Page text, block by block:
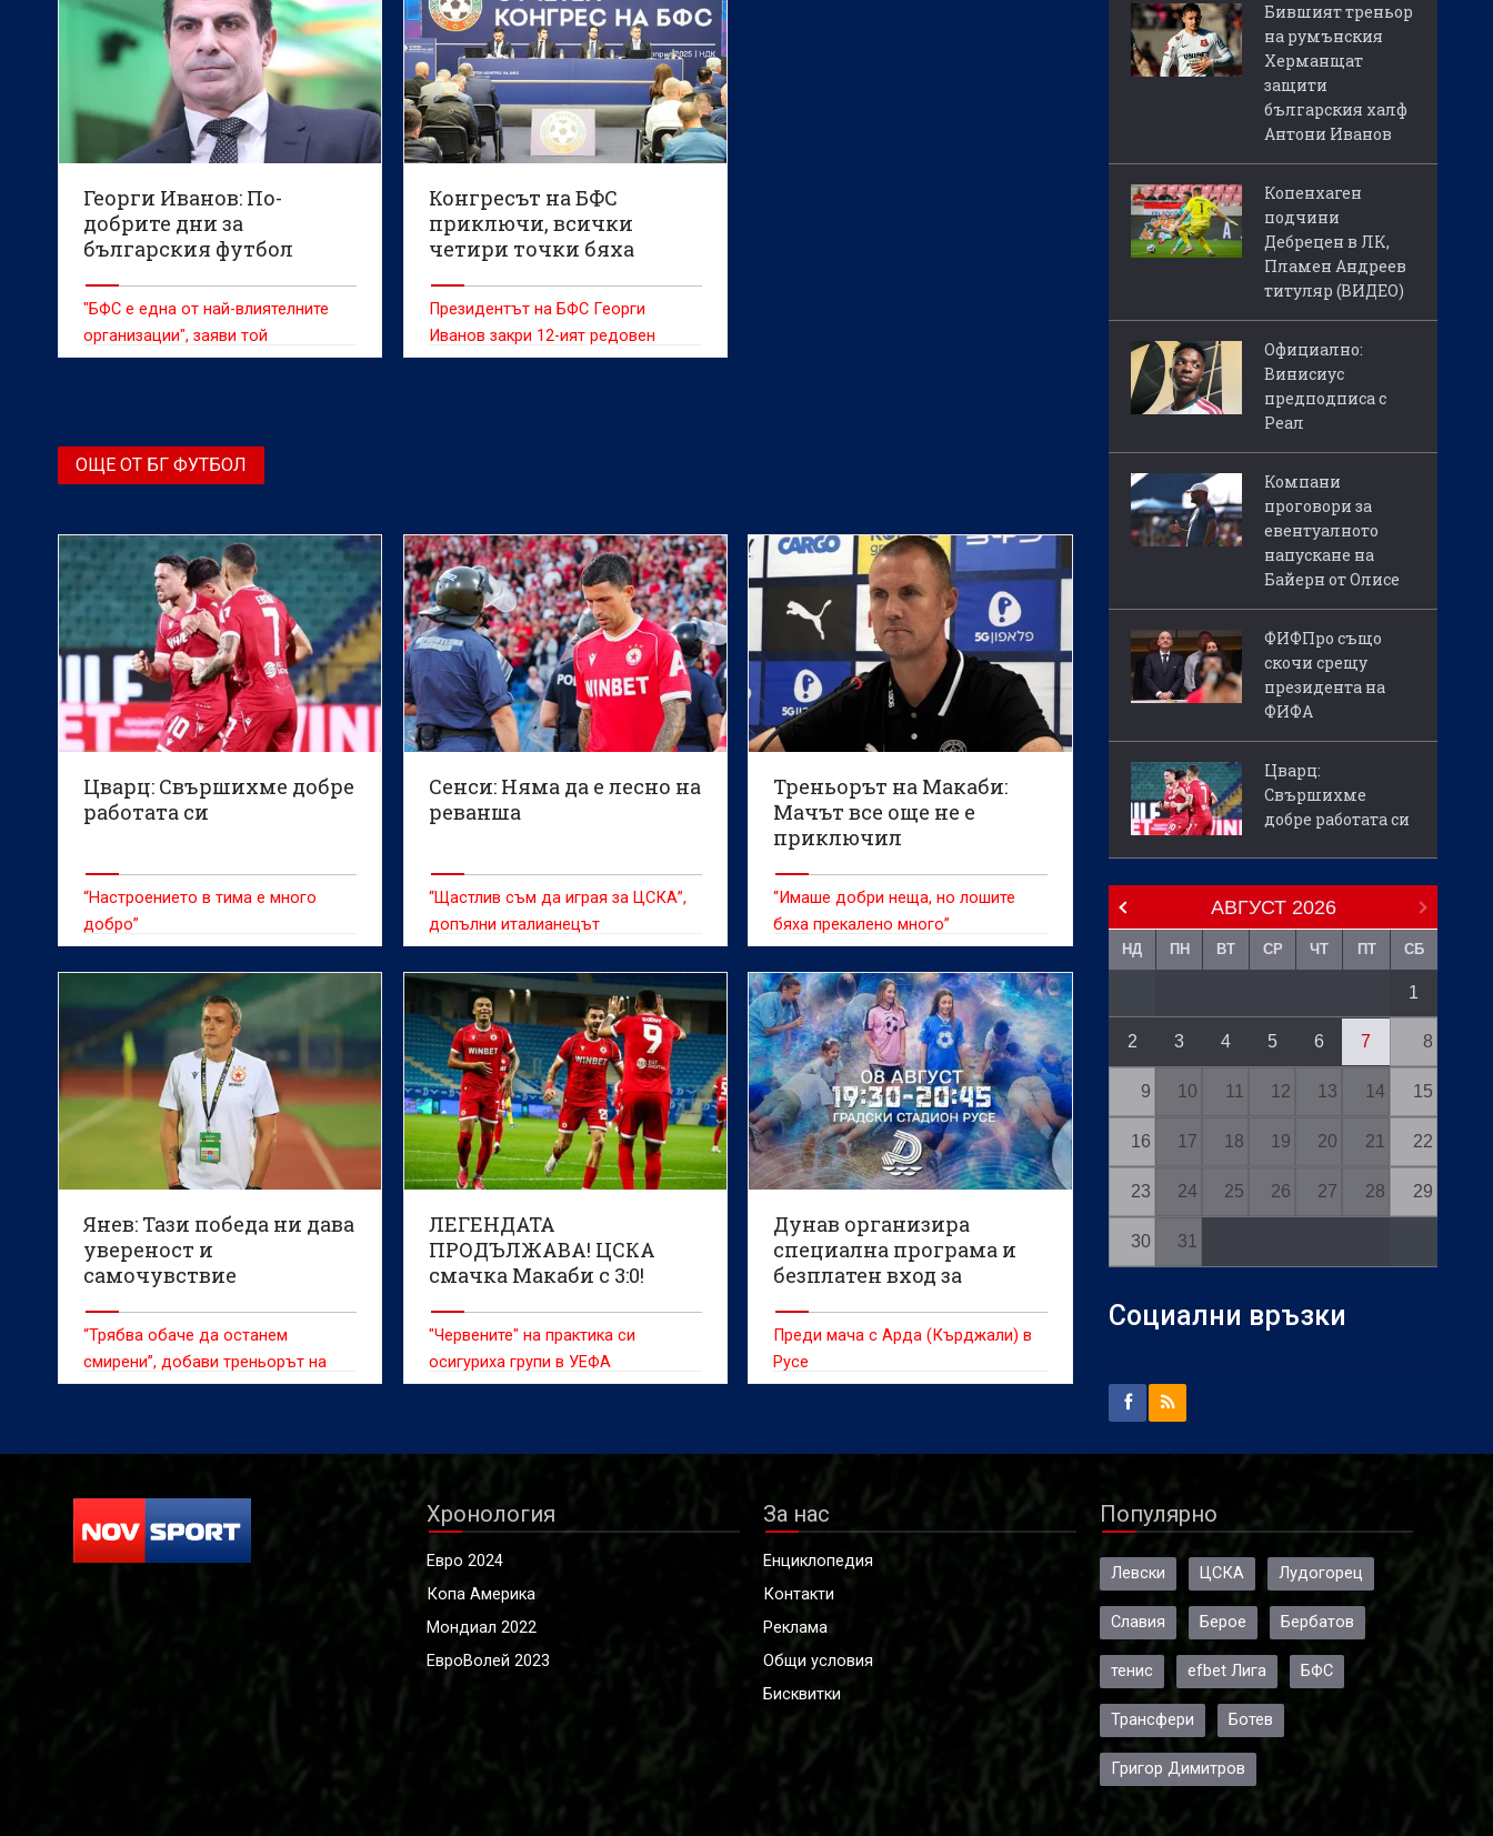
Георги Иванов: По-
добрите дни за
българския футбол
"БФС е една от най-влиятелните
организации", заяви той
Конгресът на БФС
приключи, всички
четири точки бяха
Президентът на БФС Георги
Иванов закри 12-ият редовен
Конгрес на централата, който
ОЩЕ ОТ БГ ФУТБОЛ
Цварц: Свършихме добре
работата си
“Настроението в тима е много
добро”
Сенси: Няма да е лесно на
реванша
“Щастлив съм да играя за ЦСКА”,
допълни италианецът
Треньорът на Макаби:
Мачът все още не е
приключил
“Имаше добри неща, но лошите
бяха прекалено много”
Янев: Тази победа ни дава
увереност и
самочувствие
“Трябва обаче да останем
смирени”, добави треньорът на
ЦСКА
ЛЕГЕНДАТА
ПРОДЪЛЖАВА! ЦСКА
смачка Макаби с 3:0!
"Червените" на практика си
осигуриха групи в УЕФА
Дунав организира
специална програма и
безплатен вход за
Преди мача с Арда (Кърджали) в
Русе
Бившият треньор
на румънския
Херманщат
защити
българския халф
Антони Иванов
Копенхаген
подчини
Дебрецен в ЛК,
Пламен Андреев
титуляр (ВИДЕО)
Официално:
Винисиус
предподписа с
Реал
Компани
проговори за
евентуалното
напускане на
Байерн от Олисе
ФИФПро също
скочи срещу
президента на
ФИФА
Цварц:
Свършихме
добре работата си
АВГУСТ 2026
НД ПН ВТ СР ЧТ ПТ СБ
1
2 3 4 5 6 7 8
9 10 11 12 13 14 15
16 17 18 19 20 21 22
23 24 25 26 27 28 29
30 31
Социални връзки
Хронология
Евро 2024
Копа Америка
Мондиал 2022
ЕвроВолей 2023
За нас
Енциклопедия
Контакти
Реклама
Общи условия
Бисквитки
Популярно
Левски ЦСКА Лудогорец
Славия Берое Бербатов
тенис efbet Лига БФС
Трансфери Ботев
Григор Димитров